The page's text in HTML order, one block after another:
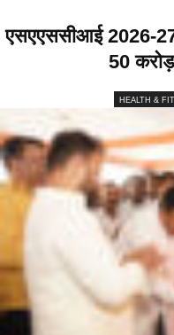
एसएएससीआई 2026-27:
50
HEALTH &